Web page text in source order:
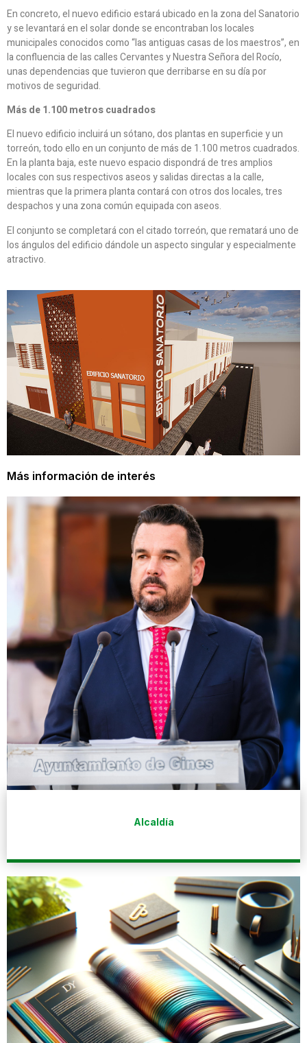
En concreto, el nuevo edificio estará ubicado en la zona del Sanatorio
y se levantará en el solar donde se encontraban los locales
municipales conocidos como “las antiguas casas de los maestros”, en
la confluencia de las calles Cervantes y Nuestra Señora del Rocío,
unas dependencias que tuvieron que derribarse en su día por
motivos de seguridad.
Más de 1.100 metros cuadrados
El nuevo edificio incluirá un sótano, dos plantas en superficie y un
torreón, todo ello en un conjunto de más de 1.100 metros cuadrados.
En la planta baja, este nuevo espacio dispondrá de tres amplios
locales con sus respectivos aseos y salidas directas a la calle,
mientras que la primera planta contará con otros dos locales, tres
despachos y una zona común equipada con aseos.
El conjunto se completará con el citado torreón, que rematará uno de
los ángulos del edificio dándole un aspecto singular y especialmente
atractivo.
Más información de interés
Alcaldía